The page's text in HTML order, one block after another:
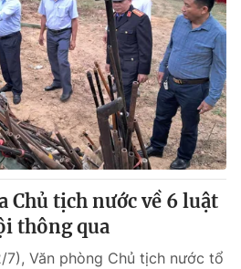
Chủ tịch nước về 6 luật
thông qua
7), Văn phòng Chủ tịch nước tổ